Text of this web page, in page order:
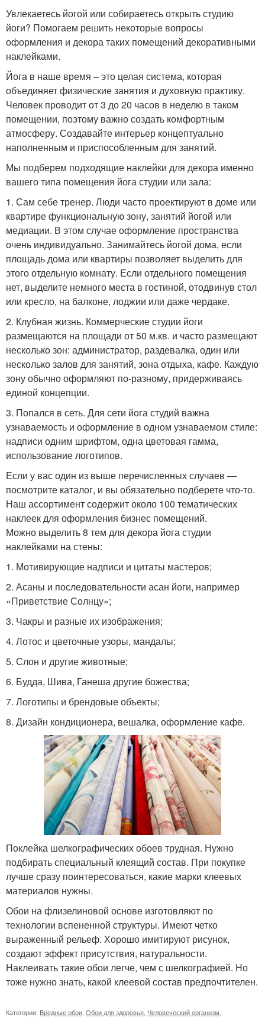
Увлекаетесь йогой или собираетесь открыть студию
йоги? Помогаем решить некоторые вопросы
оформления и декора таких помещений декоративными
наклейками.
Йога в наше время – это целая система, которая
объединяет физические занятия и духовную практику.
Человек проводит от 3 до 20 часов в неделю в таком
помещении, поэтому важно создать комфортным
атмосферу. Создавайте интерьер концептуально
наполненным и приспособленным для занятий.
Мы подберем подходящие наклейки для декора именно
вашего типа помещения йога студии или зала:
1. Сам себе тренер. Люди часто проектируют в доме или
квартире функциональную зону, занятий йогой или
медиации. В этом случае оформление пространства
очень индивидуально. Занимайтесь йогой дома, если
площадь дома или квартиры позволяет выделить для
этого отдельную комнату. Если отдельного помещения
нет, выделите немного места в гостиной, отодвинув стол
или кресло, на балконе, лоджии или даже чердаке.
2. Клубная жизнь. Коммерческие студии йоги
размещаются на площади от 50 м.кв. и часто размещают
несколько зон: администратор, раздевалка, один или
несколько залов для занятий, зона отдыха, кафе. Каждую
зону обычно оформляют по-разному, придерживаясь
единой концепции.
3. Попался в сеть. Для сети йога студий важна
узнаваемость и оформление в одном узнаваемом стиле:
надписи одним шрифтом, одна цветовая гамма,
использование логотипов.
Если у вас один из выше перечисленных случаев —
посмотрите каталог, и вы обязательно подберете что-то.
Наш ассортимент содержит около 100 тематических
наклеек для оформления бизнес помещений.
Можно выделить 8 тем для декора йога студии
наклейками на стены:
1. Мотивирующие надписи и цитаты мастеров;
2. Асаны и последовательности асан йоги, например
«Приветствие Солнцу»;
3. Чакры и разные их изображения;
4. Лотос и цветочные узоры, мандалы;
5. Слон и другие животные;
6. Будда, Шива, Ганеша другие божества;
7. Логотипы и брендовые объекты;
8. Дизайн кондиционера, вешалка, оформление кафе.
Поклейка шелкографических обоев трудная. Нужно
подбирать специальный клеящий состав. При покупке
лучше сразу поинтересоваться, какие марки клеевых
материалов нужны.
Обои на флизелиновой основе изготовляют по
технологии вспененной структуры. Имеют четко
выраженный рельеф. Хорошо имитируют рисунок,
создают эффект присутствия, натуральности.
Наклеивать такие обои легче, чем с шелкографией. Но
тоже нужно знать, какой клеевой состав предпочтителен.
Категории: Вредные обои Обои для здоровья Человеческий организм